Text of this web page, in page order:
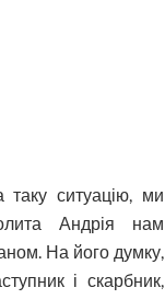
таку ситуацію, ми
Андрія нам
На його думку,
і скарбник,